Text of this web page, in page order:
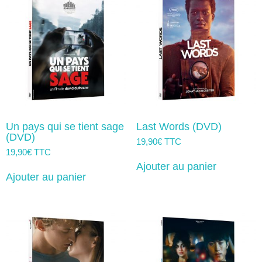
être
choisies
sur
la
page
du
produit
Un pays qui se tient sage
(DVD)
19,90€ TTC
Ajouter au panier
Last Words (DVD)
19,90€ TTC
Ajouter au panier